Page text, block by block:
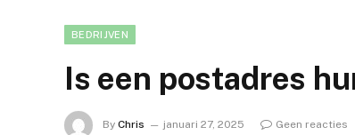
BEDRIJVEN
Is een postadres
By Chris januari 27, 2025 Geen reacties